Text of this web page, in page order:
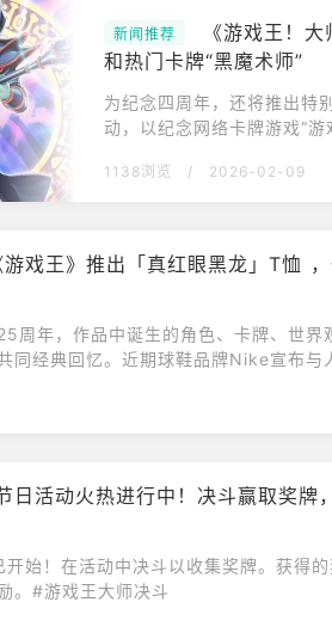
新闻推荐
《游戏王！
和热门卡牌“黑魔术师”
为纪念四周年，还将推出特
动，以纪念网络卡牌游戏“
“黑魔术师”。此外，还将推
1138浏览 / 2026-02-09
戏王》推出「真红眼黑龙」T恤
周年，作品中诞生的角色、卡牌、世界
同经典回忆。近期球鞋品牌Nike宣布与
题T恤，引起粉丝热烈期待。▼Nike联手
日活动火热进行中！决斗赢取奖牌
始！在活动中决斗以收集奖牌。获得
。#游戏王大师决斗